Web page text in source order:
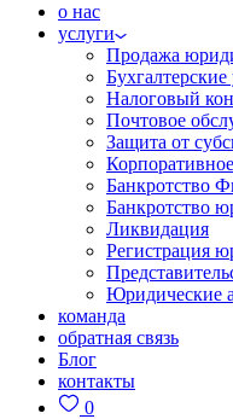
о нас
услуги
Продажа
Бухгалтерские
Налоговый
Почтовое
Защита от
Банкротство
Банкротство
Ликвидация
Регистрация
Юридические
команда
обратная связь
Блог
контакты
0